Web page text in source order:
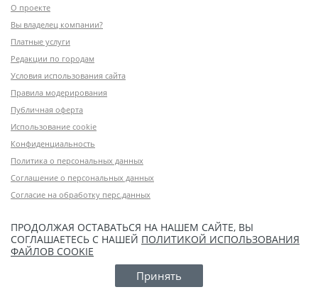
О проекте
Вы владелец компании?
Платные услуги
Редакции по городам
Условия использования сайта
Правила модерирования
Публичная оферта
Использование cookie
Конфиденциальность
Политика о персональных данных
Соглашение о персональных данных
Согласие на обработку перс.данных
ПРОДОЛЖАЯ ОСТАВАТЬСЯ НА НАШЕМ САЙТЕ, ВЫ
СОГЛАШАЕТЕСЬ С НАШЕЙ ПОЛИТИКОЙ ИСПОЛЬЗОВАНИЯ
ФАЙЛОВ COOKIE
Принять